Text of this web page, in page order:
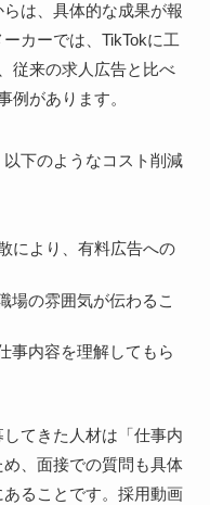
は、具体的な成果が報
カーでは、TikTokに工
従来の求人広告と比べ
例があります。
下のようなコスト削減
により、有料広告への
場の雰囲気が伝わるこ
事内容を理解してもら
てきた人材は「仕事内
、面接での質問も具体
ることです。採用動画